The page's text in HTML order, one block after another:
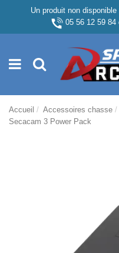
Un produit non
05 56 12 59 84
Accueil Accessoires chasse
Secacam 3 Power Pack